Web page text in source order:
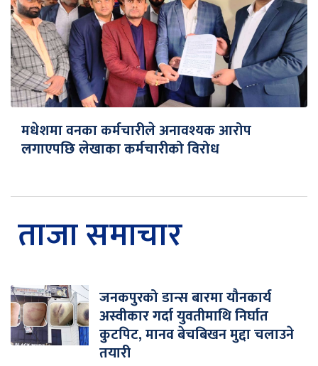
मधेशमा वनका कर्मचारीले अनावश्यक आरोप
लगाएपछि लेखाका कर्मचारीको विरोध
ताजा समाचार
जनकपुरको डान्स बारमा यौनकार्य
अस्वीकार गर्दा युवतीमाथि निर्घात
कुटपिट, मानव बेचबिखन मुद्दा चलाउने
तयारी